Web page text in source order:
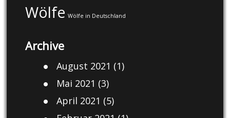
Wölfe Wölfe in Deutschland
Archive
August 2021 (1)
Mai 2021 (3)
April 2021 (5)